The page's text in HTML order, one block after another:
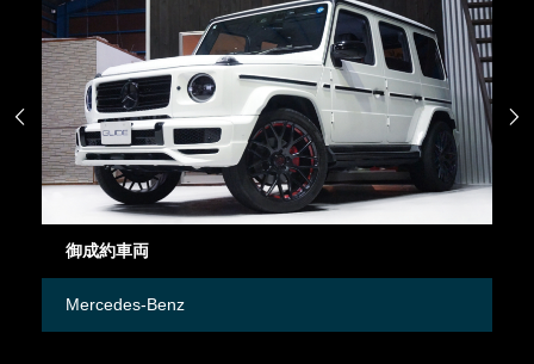
御成約車両
Mercedes-Benz
 